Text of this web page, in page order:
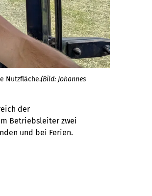
Nutzfläche.(Bild: Johannes
der
Betriebsleiter zwei
und bei Ferien.